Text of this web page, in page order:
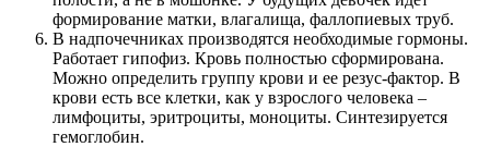
формирование матки, влагалища, фаллопиевых труб.
В надпочечниках производятся необходимые гормоны.
Работает гипофиз. Кровь полностью сформирована.
Можно определить группу крови и ее резус-фактор. В
крови есть все клетки, как у взрослого человека –
лимфоциты, эритроциты, моноциты. Синтезируется
гемоглобин.